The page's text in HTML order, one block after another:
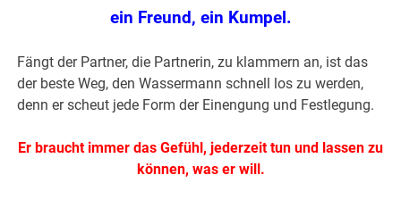
ein Freund, ein Kumpel.
Fängt der Partner, die Partnerin, zu klammern an, ist das
der beste Weg, den Wassermann schnell los zu werden,
denn er scheut jede Form der Einengung und Festlegung.
Er braucht immer das Gefühl, jederzeit tun und lassen zu
können, was er will.